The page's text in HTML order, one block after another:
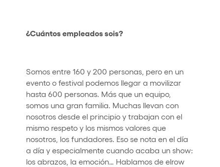
¿Cuántos empleados sois?
Somos entre 160 y 200 personas, pero en un
evento o festival podemos llegar a movilizar
hasta 600 personas. Más que un equipo,
somos una gran familia. Muchas llevan con
nosotros desde el principio y trabajan con el
mismo respeto y los mismos valores que
nosotros, los fundadores. Eso se nota en el día
a día y especialmente cuando acaba un show:
los abrazos, la emoción… Hablamos de elrow